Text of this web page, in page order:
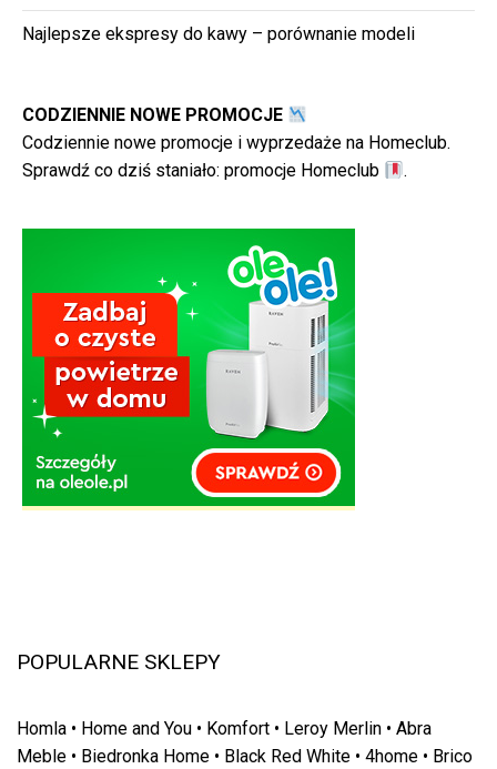
Najlepsze ekspresy do kawy – porównanie modeli
CODZIENNIE NOWE PROMOCJE
Codziennie nowe promocje i wyprzedaże na Homeclub.
Sprawdź co dziś staniało: promocje Homeclub .
POPULARNE SKLEPY
Homla • Home and You • Komfort • Leroy Merlin • Abra
Meble • Biedronka Home • Black Red White • 4home • Brico